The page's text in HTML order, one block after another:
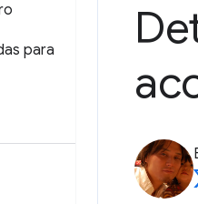
para